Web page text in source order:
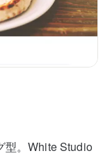
型。White Studio